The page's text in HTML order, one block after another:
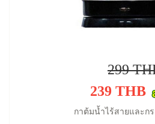
299
239 THB
กาต้มน้ำไร้สายและก